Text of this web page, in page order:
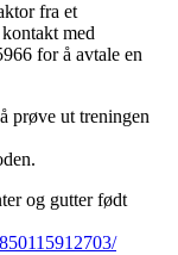
fra et
med
for å avtale en
prøve ut treningen
og gutter født